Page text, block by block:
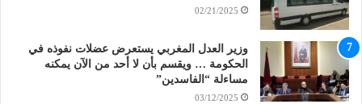
02/21/2025
وزير العدل المغربي يستعرض عضلات نفوذه في
الحكومة … ويقسم بأن لا أحد من الآن يمكنه
مساءلة “الفاسدين”
03/12/2025